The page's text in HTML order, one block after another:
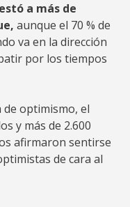
a más de
aunque el 70 % de
va en la dirección
por los tiempos
de optimismo, el
y más de 2.600
afirmaron sentirse
de cara al